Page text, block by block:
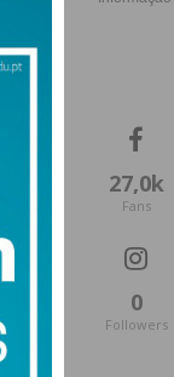
27,0k
Fans
0
Followers